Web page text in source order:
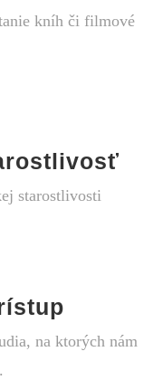
kníh či filmové
starostlivosti
na ktorých nám